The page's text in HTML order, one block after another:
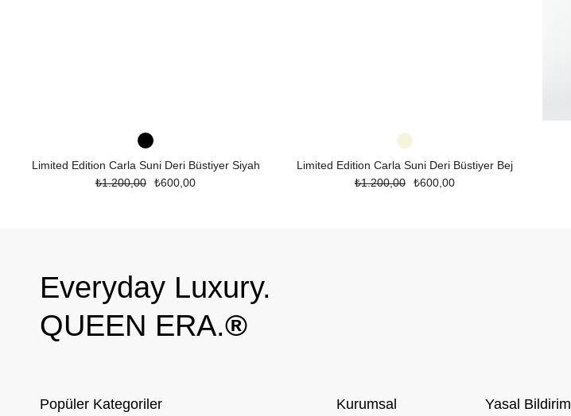
Limited Edition Carla Suni Deri Büstiyer Siyah
₺600,00
₺1.200,00
Limited Edition Carla Suni Deri Büstiyer Bej
₺600,00
₺1.200,00
Everyday Luxury.
QUEEN ERA.®
Popüler Kategoriler Kurumsal Yasal Bildirim